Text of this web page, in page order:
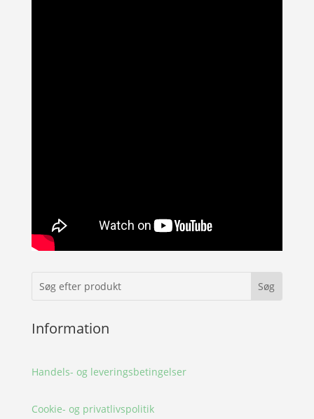
Information
Handels- og leveringsbetingelser
Cookie- og privatlivspolitik